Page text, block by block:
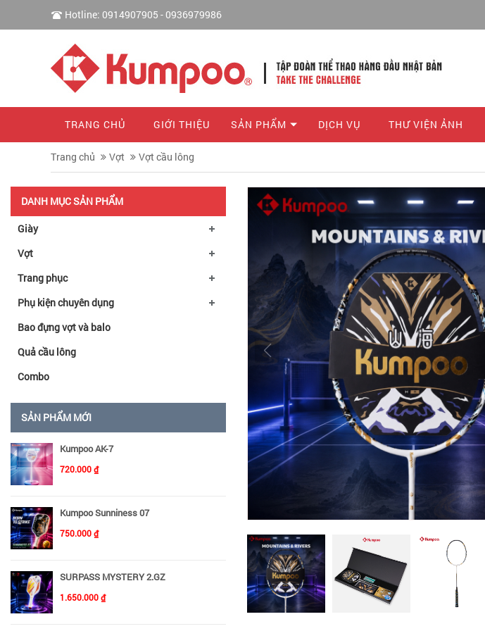
Hotline: 0914907905 - 0936979986
TRANG CHỦ GIỚI THIỆU SẢN PHẨM DỊCH VỤ THƯ VIỆN ẢNH
Trang chủ Vợt Vợt cầu lông
DANH MỤC SẢN PHẨM
Giày
Vợt
Trang phục
Phụ kiện chuyên dụng
Bao đựng vợt và balo
Quả cầu lông
Combo
SẢN PHẨM MỚI
Kumpoo AK-7
720.000 ₫
Kumpoo Sunniness 07
750.000 ₫
SURPASS MYSTERY 2.GZ
1.650.000 ₫